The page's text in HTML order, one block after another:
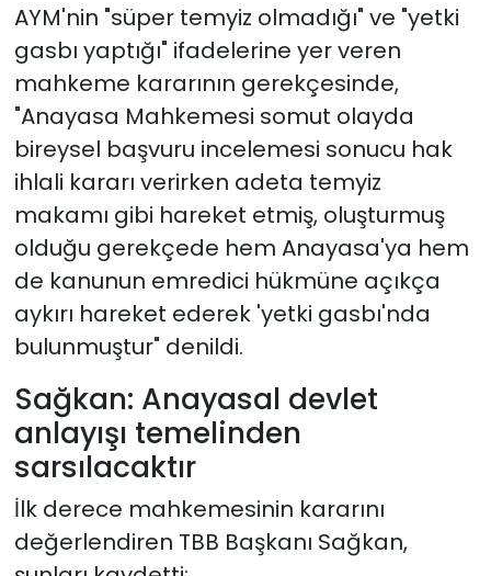
AYM'nin "süper temyiz olmadığı" ve "yetki
gasbı yaptığı" ifadelerine yer veren
mahkeme kararının gerekçesinde,
"Anayasa Mahkemesi somut olayda
bireysel başvuru incelemesi sonucu hak
ihlali kararı verirken adeta temyiz
makamı gibi hareket etmiş, oluşturmuş
olduğu gerekçede hem Anayasa'ya hem
de kanunun emredici hükmüne açıkça
aykırı hareket ederek 'yetki gasbı'nda
bulunmuştur" denildi.
Sağkan: Anayasal devlet
anlayışı temelinden
sarsılacaktır
İlk derece mahkemesinin kararını
değerlendiren TBB Başkanı Sağkan,